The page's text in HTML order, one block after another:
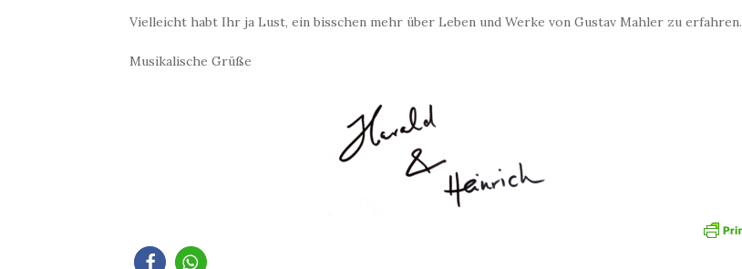
Vielleicht habt Ihr ja Lust, ein bisschen mehr über Leben und Werke von Gustav Mahler zu erfahren.
Musikalische Grüße